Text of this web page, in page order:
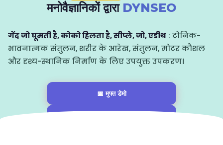
मनोवैज्ञानिकों द्वारा DYNSEO
गेंद जो घूमती है, कोको हिलता है, सीप्ले, जो, एडीथ : टोनिक-
भावनात्मक संतुलन, शरीर के आरेख, संतुलन, मोटर कौशल
और दृश्य-स्थानिक निर्माण के लिए उपयुक्त उपकरण।
📅 मुफ्त डेमो